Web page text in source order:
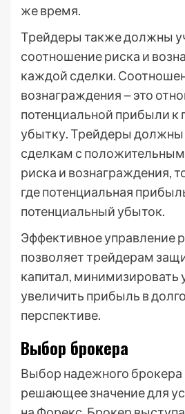
же время.
Трейдеры также должны
соотношение риска и
каждой сделки.
вознаграждения ౼ это
потенциальной прибыли к
убытку. Трейдеры должны
сделкам с
риска и вознаграждения,
где потенциальная
потенциальный убыток.
Эффективное управление
позволяет трейдерам
капитал, минимизировать
увеличить прибыль в
перспективе.
Выбор брокера
Выбор надежного брокера
решающее значение для